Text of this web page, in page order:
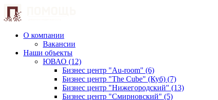
О компании
Вакансии
Наши объекты
ЮВАО (12)
Бизнес центр "Au-room" (6)
Бизнес центр "The Cube" (Куб) (7)
Бизнес центр "Нижегородский" (13)
Бизнес центр "Смирновский" (5)